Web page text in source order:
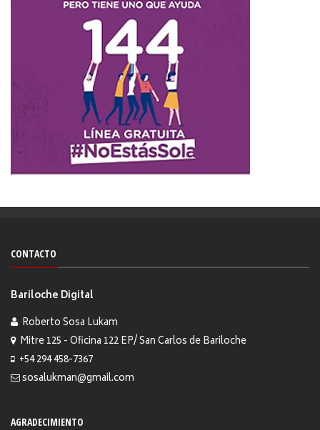
CONTACTO
Bariloche Digital
Roberto Sosa Lukam
Mitre 125 - Oficina 122 EP/ San Carlos de Bariloche
+54 294 458-7367
sosalukman@gmail.com
AGRADECIMIENTO